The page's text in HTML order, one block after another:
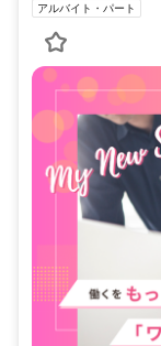
アルバイト・パート